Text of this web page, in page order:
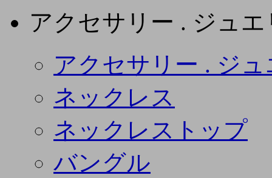
アクセサリー . ジュエ
アクセサリー . ジ
ネックレス
ネックレストップ
バングル